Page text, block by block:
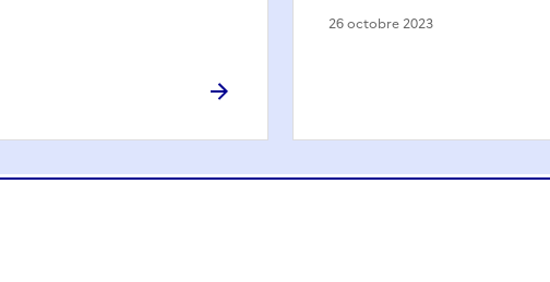
26 octobre 2023